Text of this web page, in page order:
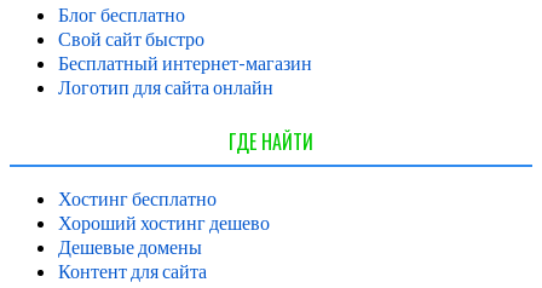
Блог бесплатно
Свой сайт быстро
Бесплатный интернет-магазин
Логотип для сайта онлайн
ГДЕ НАЙТИ
Хостинг бесплатно
Хороший хостинг дешево
Дешевые домены
Контент для сайта